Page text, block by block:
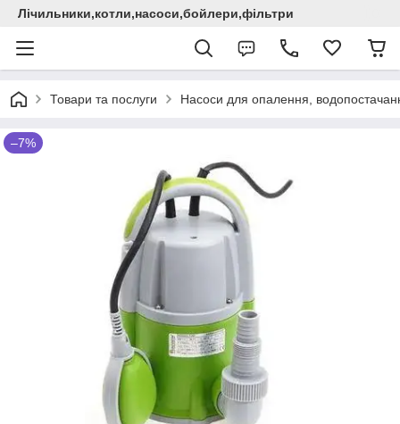
Лічильники,котли,насоси,бойлери,фільтри
Товари та послуги Насоси для опалення,
–7%